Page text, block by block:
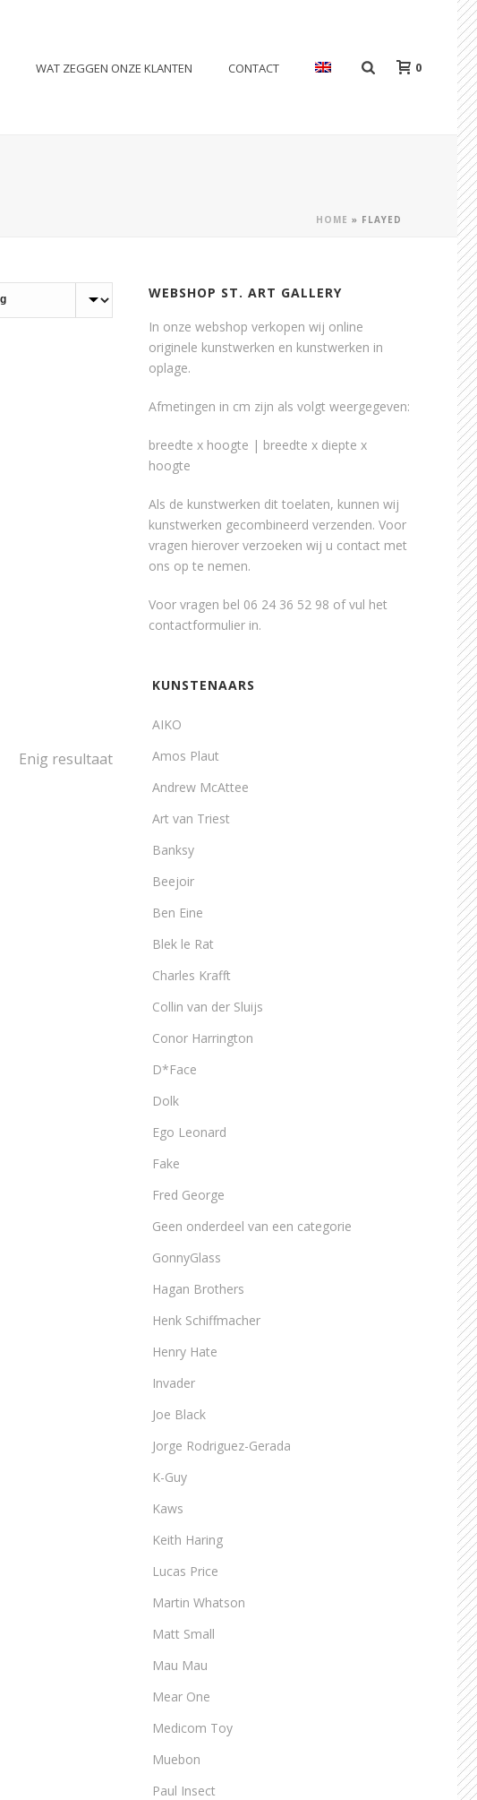
WAT ZEGGEN ONZE KLANTEN CONTACT 0
HOME » FLAYED
Enig resultaat
WEBSHOP ST. ART GALLERY
In onze webshop verkopen wij online
originele kunstwerken en kunstwerken in
oplage.
Afmetingen in cm zijn als volgt weergegeven:
breedte x hoogte | breedte x diepte x
hoogte
Als de kunstwerken dit toelaten, kunnen wij
kunstwerken gecombineerd verzenden. Voor
vragen hierover verzoeken wij u contact met
ons op te nemen.
Voor vragen bel 06 24 36 52 98 of vul het
contactformulier in.
KUNSTENAARS
AIKO
Amos Plaut
Andrew McAttee
Art van Triest
Banksy
Beejoir
Ben Eine
Blek le Rat
Charles Krafft
Collin van der Sluijs
Conor Harrington
D*Face
Dolk
Ego Leonard
Fake
Fred George
Geen onderdeel van een categorie
GonnyGlass
Hagan Brothers
Henk Schiffmacher
Henry Hate
Invader
Joe Black
Jorge Rodriguez-Gerada
K-Guy
Kaws
Keith Haring
Lucas Price
Martin Whatson
Matt Small
Mau Mau
Mear One
Medicom Toy
Muebon
Paul Insect